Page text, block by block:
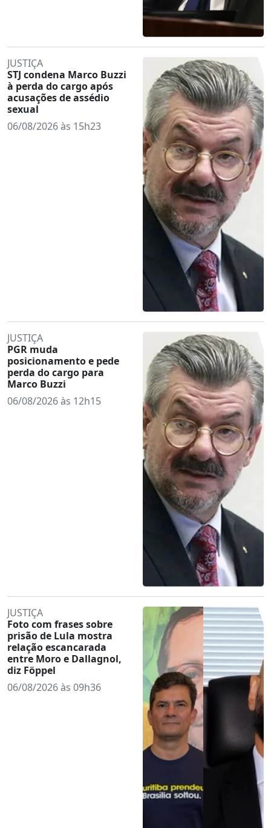
JUSTIÇA
STJ condena Marco Buzzi
à perda do cargo após
acusações de assédio
sexual
06/08/2026 às 15h23
JUSTIÇA
PGR muda
posicionamento e pede
perda do cargo para
Marco Buzzi
06/08/2026 às 12h15
JUSTIÇA
Foto com frases sobre
prisão de Lula mostra
relação escancarada
entre Moro e Dallagnol,
diz Föppel
06/08/2026 às 09h36